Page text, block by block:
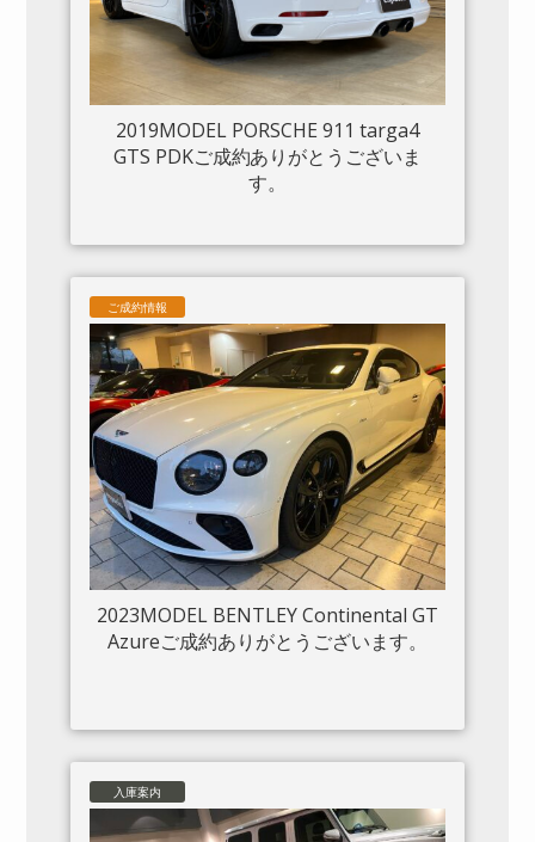
2019MODEL PORSCHE 911 targa4
GTS PDKご成約ありがとうございま
す。
ご成約情報
2023MODEL BENTLEY Continental GT
Azureご成約ありがとうございます。
入庫案内